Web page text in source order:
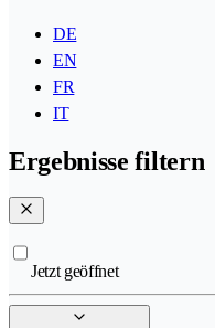
DE
EN
FR
IT
Ergebnisse filtern
Jetzt geöffnet